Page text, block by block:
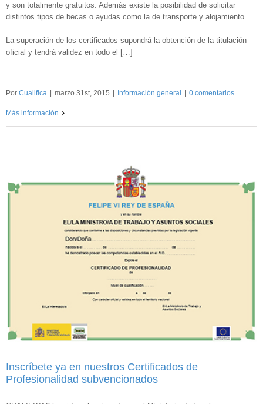
y son totalmente gratuitos. Además existe la posibilidad de solicitar
distintos tipos de becas o ayudas como la de transporte y alojamiento.
La superación de los certificados supondrá la obtención de la titulación
oficial y tendrá validez en todo el […]
Por Cualifica marzo 31st, 2015 Información general 0 comentarios
Más información
Inscríbete ya en nuestros Certificados de
Profesionalidad subvencionados